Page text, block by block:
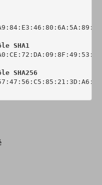
SHA1
SHA256